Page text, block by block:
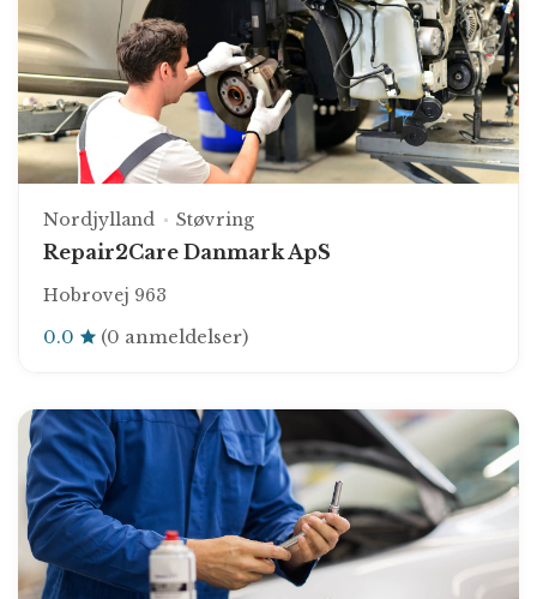
Nordjylland Støvring
Repair2Care Danmark ApS
Hobrovej 963
0.0 (0 anmeldelser)